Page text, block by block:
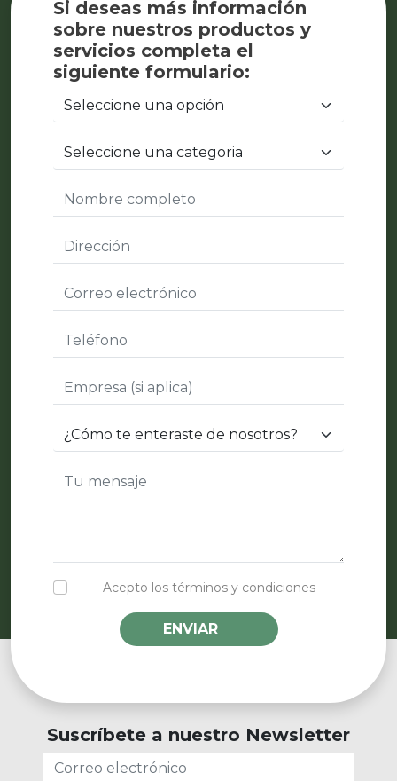
Si deseas más información
sobre nuestros productos y
servicios completa el
siguiente formulario:
Acepto los términos y condiciones
ENVIAR
Suscríbete a nuestro Newsletter